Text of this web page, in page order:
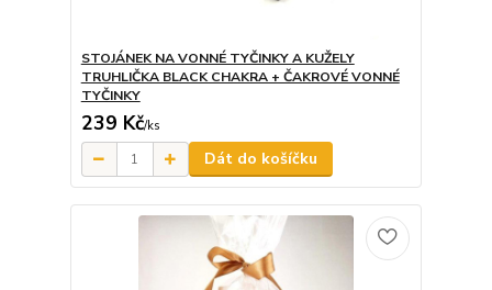
STOJÁNEK NA VONNÉ TYČINKY A KUŽELY
TRUHLIČKA BLACK CHAKRA + ČAKROVÉ VONNÉ
TYČINKY
239 Kč/ks
Dát do košíčku